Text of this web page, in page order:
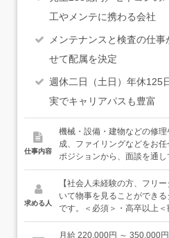
工やメンテに携わる会社
メンテナンスと検査の仕
せて配属を決定
週休二日（土日）年休125
実でキャリアパスも豊富
仕事内容
機械・設備・建物などの修
成、ファイリングなどをお
ポジションから、面談を通
す。いずれのポジションも
せします。プラント施設の
役と、プラント施設が問題
検査役のふたつがあります。
巡回・点検業務、メンテナ
求める人
【社会人未経験の方、フリ
いて物事を見ることができ
です。＜必須＞・高卒以上
持ちの方（AT限定でOK）・
できる方・コツコツ仕事し
月給 220,000円 ～ 350,000